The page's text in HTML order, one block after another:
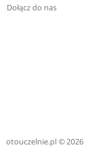
Dołącz do nas
otouczelnie.pl© 2026